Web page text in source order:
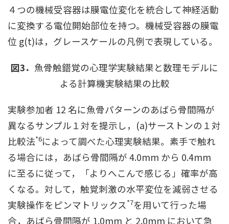
４つの機械受容器は膜電位変化を統合して神経活動
に変換する電位開始部位を持つ。機械受容器の膜電
位 g(t)は，グレースケールの凡例で表現している。
図3． 魚骨触錯覚の心理学実験結果と数理モデルに
よる計算機実験結果の比較
実験参加者 12 名に魚骨パターンのあばら骨間隔が
異なるサンプル１対を提示し，(a)サーストンの１対
比較法*6によって調べた心理実験結果。素手で触れ
る場合には，あばら骨間隔が 4.0mm から 0.4mm
に至るに従って，「よりへこんで感じる」確率が高
くなる。対して，触覚刺激の水平変位を減弱させる
実験操作をピンマトリックス *7を用いて行った場
合，あばら骨間隔が 1.0mm と 2.0mm において急